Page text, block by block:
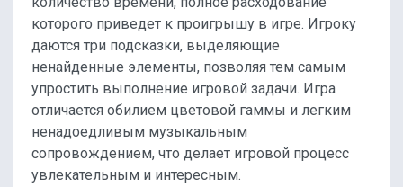
которого приведет к проигрышу в игре. Игроку
даются три подсказки, выделяющие
ненайденные элементы, позволяя тем самым
упростить выполнение игровой задачи. Игра
отличается обилием цветовой гаммы и легким
ненадоедливым музыкальным
сопровождением, что делает игровой процесс
увлекательным и интересным.